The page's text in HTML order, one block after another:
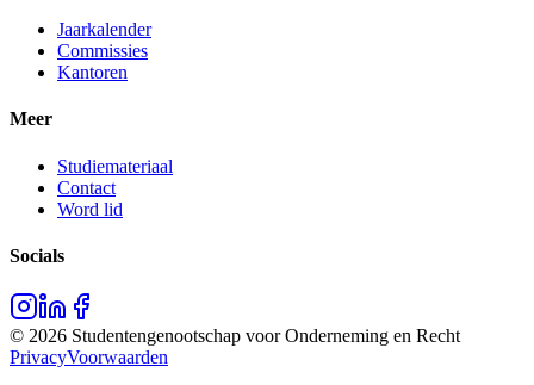
Jaarkalender
Commissies
Kantoren
Meer
Studiemateriaal
Contact
Word lid
Socials
© 2026 Studentengenootschap voor Onderneming en Recht
PrivacyVoorwaarden